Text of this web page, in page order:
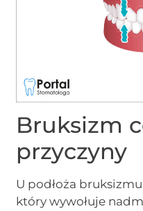
Bruksizm
przyczyny
U podłoża
który wywołuje